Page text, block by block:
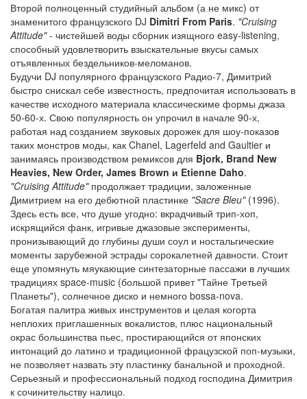
Второй полноценный студийный альбом (а не микс) от
знаменитого французского DJ Dimitri From Paris. "Cruising
Attitude"- чистейшей воды сборник изящного easy-listening,
способный удовлетворить взыскательные вкусы самых
отъявленных бездельников-меломанов.
Будучи DJ популярного французского Радио-7, Димитрий
быстро снискал себе известность, предпочитая использовать в
качестве исходного материала классическиме формы джаза
50-60-х. Свою популярность он упрочил в начале 90-х,
работая над созданием звуковых дорожек для шоу-показов
таких монстров моды, как Chanel, Lagerfeld and Gaultier и
занимаясь производством ремиксов для Bjork, Brand New
Heavies, New Order, James Brown и Etienne Daho.
"Cruising Attitude"продолжает традиции, заложенные
Димитрием на его дебютной пластинке "Sacre Bleu"(1996).
Здесь есть все, что душе угодно: вкрадчивый трип-хоп,
искрящийся фанк, игривые джазовые эксперименты,
пронизывающий до глубины души соул и ностальгические
моменты зарубежной эстрады сорокалетней давности. Стоит
еще упомянуть мяукающие синтезаторные пассажи в лучших
традициях space-music (большой привет "Тайне Третьей
Планеты"), солнечное диско и немного bossa-nova.
Богатая палитра живых инструментов и целая когорта
неплохих приглашенных вокалистов, плюс национальный
окрас большинства пьес, простирающийся от японских
интонаций до латино и традиционной фрацузской поп-музыки,
не позволяет назвать эту пластинку банальной и проходной.
Серьезный и профессиональный подход господина Димитрия
к сочинительству налицо.